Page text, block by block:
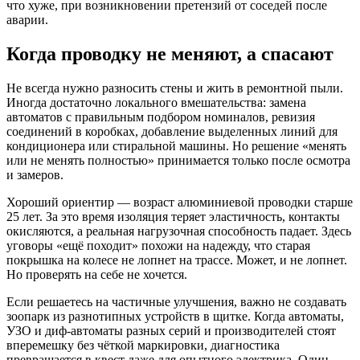
что хуже, при возникновении претензий от соседей после
аварии.
Когда проводку не меняют, а спасают
Не всегда нужно разносить стены и жить в ремонтной пыли.
Иногда достаточно локального вмешательства: замена
автоматов с правильным подбором номиналов, ревизия
соединений в коробках, добавление выделенных линий для
кондиционера или стиральной машины. Но решение «менять
или не менять полностью» принимается только после осмотра
и замеров.
Хороший ориентир — возраст алюминиевой проводки старше
25 лет. За это время изоляция теряет эластичность, контакты
окисляются, а реальная нагрузочная способность падает. Здесь
уговоры «ещё походит» похожи на надежду, что старая
покрышка на колесе не лопнет на трассе. Может, и не лопнет.
Но проверять на себе не хочется.
Если решаетесь на частичные улучшения, важно не создавать
зоопарк из разнотипных устройств в щитке. Когда автоматы,
УЗО и диф-автоматы разных серий и производителей стоят
вперемешку без чёткой маркировки, диагностика